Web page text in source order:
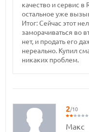
качество и сервис в
остальное уже
Итог: Сейчас этот
заморачиваться во
нет, и продать его
нереально. Купил
никаких проблем.
2/10
Макс